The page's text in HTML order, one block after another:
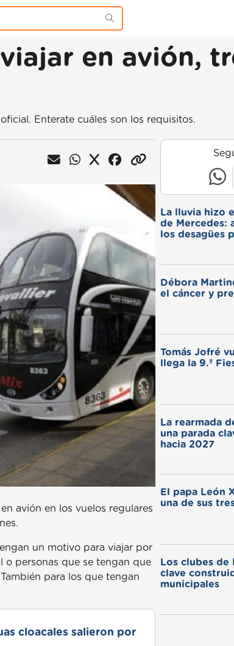
en avión,
Enterate cuáles son los requisitos.
avión en los vuelos regulares
un motivo para viajar por
o personas que se tengan que
para los que tengan
cloacales salieron por
La lluvia hizo
de Mercedes:
los desagües
Débora
el cáncer y
Tomás Jofré
llega la 9.ª
La rearmada
una parada
hacia 2027
El papa León
una de sus
Los clubes de
clave
municipales